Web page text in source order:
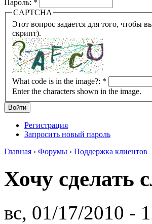
Пароль: *
CAPTCHA
Этот вопрос задается для того, чтобы выяснить, являетесь ли Вы человеком
скрипт).
What code is in the image?: *
Enter the characters shown in the image.
Регистрация
Запросить новый пароль
Главная › Форумы › Поддержка клиентов
Хочу сделать
вс, 01/17/2010 -